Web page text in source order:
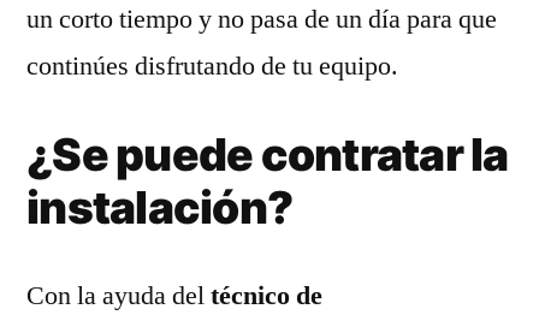
un corto tiempo y no pasa de un día para que
continúes disfrutando de tu equipo.
¿Se puede contratar la
instalación?
Con la ayuda deltécnico de